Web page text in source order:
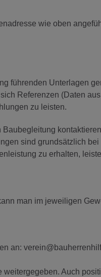
wie oben
führenden Unterlagen
Referenzen (Daten aus
zu leisten.
sind grundsätzlich bei
zu erhalten,
man im jeweiligen
an:
weitergegeben. Auch